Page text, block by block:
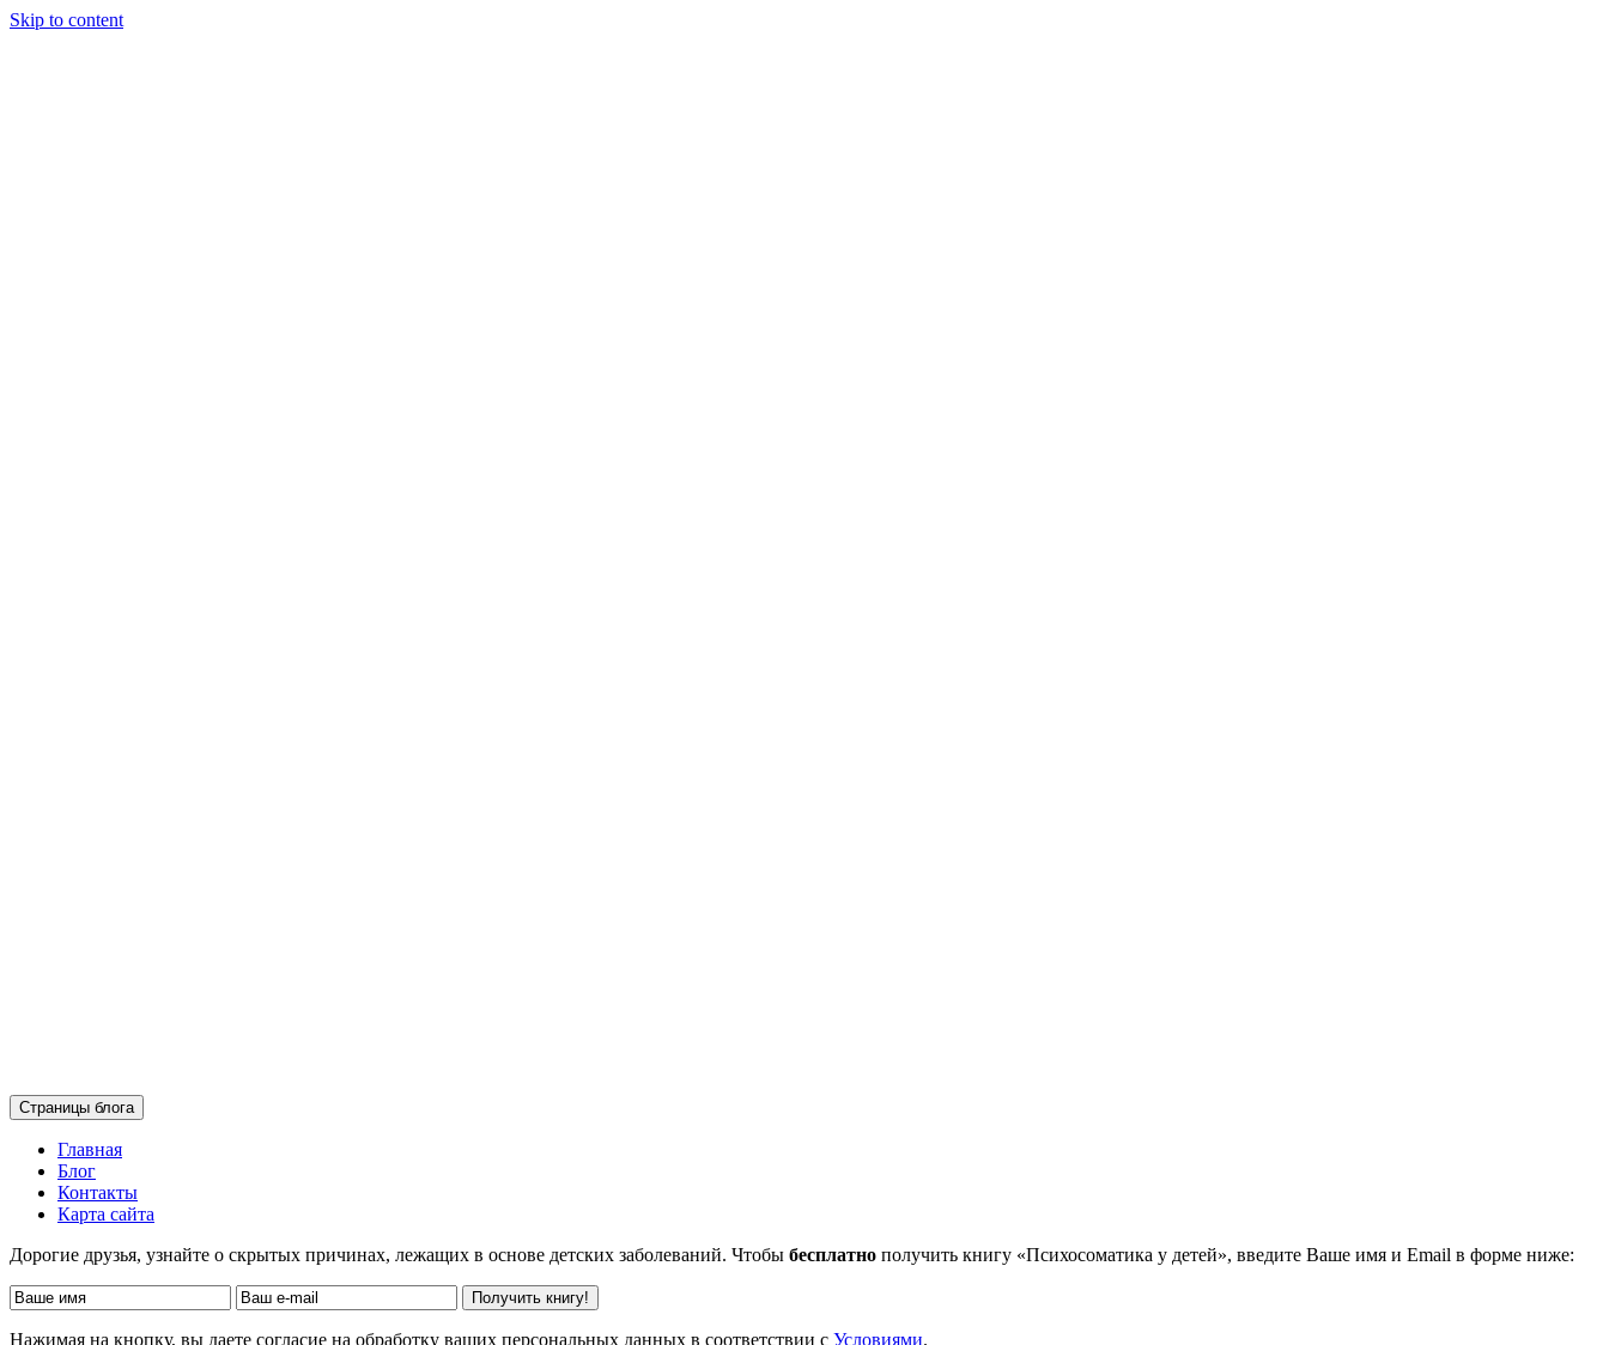
Skip to content
Страницы блога
Главная
Блог
Контакты
Карта сайта
Дорогие друзья, узнайте о скрытых причинах, лежащих в основе детских заболеваний. Чтобы бесплатно получить книгу «Психосоматика у детей», введите Ваше имя и Email в форме ниже:
Нажимая на кнопку, вы даете согласие на обработку ваших персональных данных в соответствии с Условиями.